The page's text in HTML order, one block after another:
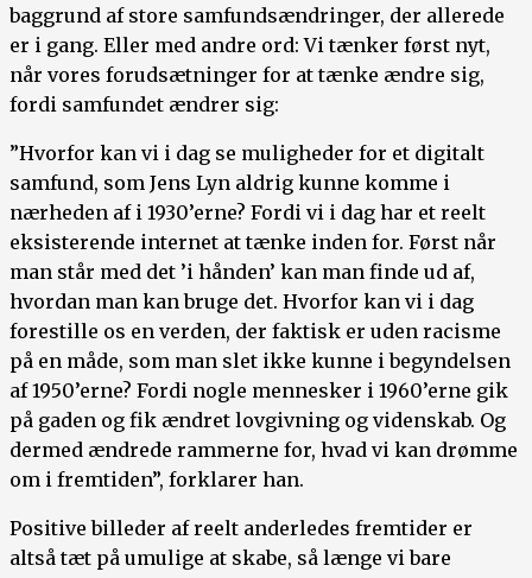
baggrund af store samfundsændringer, der allerede
er i gang. Eller med andre ord: Vi tænker først nyt,
når vores forudsætninger for at tænke ændre sig,
fordi samfundet ændrer sig:
”Hvorfor kan vi i dag se muligheder for et digitalt
samfund, som Jens Lyn aldrig kunne komme i
nærheden af i 1930’erne? Fordi vi i dag har et reelt
eksisterende internet at tænke inden for. Først når
man står med det ’i hånden’ kan man finde ud af,
hvordan man kan bruge det. Hvorfor kan vi i dag
forestille os en verden, der faktisk er uden racisme
på en måde, som man slet ikke kunne i begyndelsen
af 1950’erne? Fordi nogle mennesker i 1960’erne gik
på gaden og fik ændret lovgivning og videnskab. Og
dermed ændrede rammerne for, hvad vi kan drømme
om i fremtiden”, forklarer han.
Positive billeder af reelt anderledes fremtider er
altså tæt på umulige at skabe, så længe vi bare